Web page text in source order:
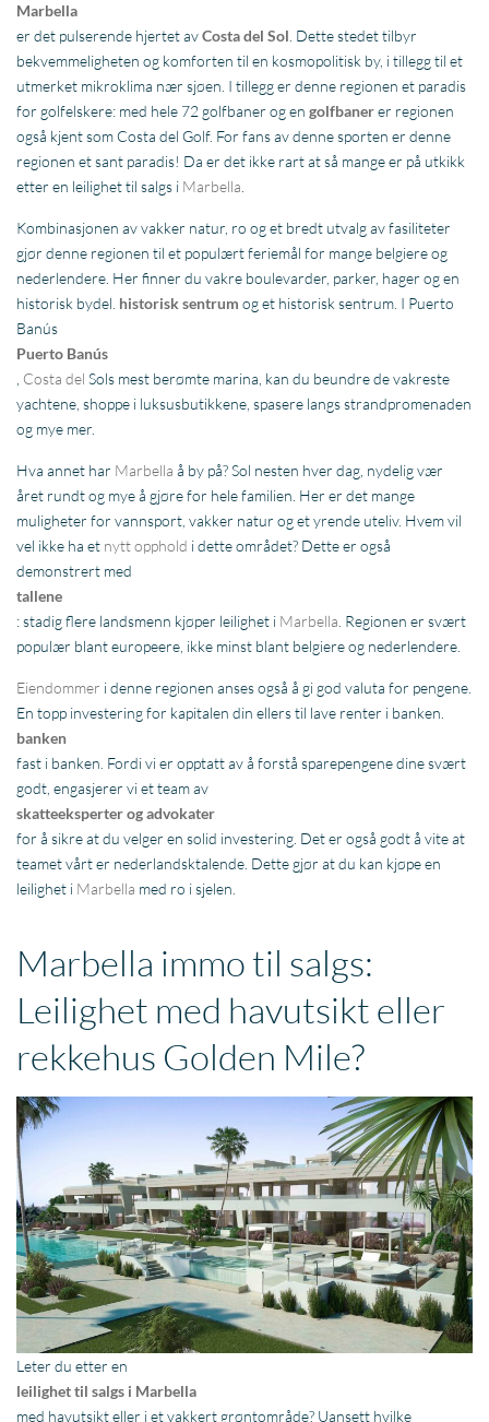
Marbella
er det pulserende hjertet avCosta del Sol . Dette stedet tilbyr
bekvemmeligheten og komforten til en kosmopolitisk by, i tillegg til et
utmerket mikroklima nær sjøen. I tillegg er denne regionen et paradis
for golfelskere: med hele 72 golfbaner og engolfbanerer regionen
også kjent som Costa del Golf. For fans av denne sporten er denne
regionen et sant paradis! Da er det ikke rart at så mange er på utkikk
etter en leilighet til salgs i Marbella
Kombinasjonen av vakker natur, ro og et bredt utvalg av fasiliteter
gjør denne regionen til et populært feriemål for mange belgiere og
nederlendere. Her finner du vakre boulevarder, parker, hager og en
historisk bydel. historisk sentrum og et historisk sentrum. I Puerto
Banús
Puerto Banús
Costa del Sols mest berømte marina, kan du beundre de vakreste
yachtene, shoppe i luksusbutikkene, spasere langs strandpromenaden
og mye mer.
Hva annet har Marbella å by på? Sol nesten hver dag, nydelig vær
året rundt og mye å gjøre for hele familien. Her er det mange
muligheter for vannsport, vakker natur og et yrende uteliv. Hvem vil
vel ikke ha et nytt opphold i dette området? Dette er også
demonstrert med
tallene
: stadig flere landsmenn kjøper leilighet i Marbella . Regionen er svært
populær blant europeere, ikke minst blant belgiere og nederlendere.
Eiendommer i denne regionen anses også å gi god valuta for pengene.
En topp investering for kapitalen din ellers til lave renter i banken.
banken
fast i banken. Fordi vi er opptatt av å forstå sparepengene dine svært
godt, engasjerer vi et team av
skatteeksperter og advokater
for å sikre at du velger en solid investering. Det er også godt å vite at
teamet vårt er nederlandsktalende. Dette gjør at du kan kjøpe en
leilighet i Marbella med ro i sjelen.
Marbella immo til salgs:
Leilighet med havutsikt eller
rekkehus Golden Mile?
Leter du etter en
leilighet til salgs i Marbella
med havutsikt eller i et vakkert grøntområde? Uansett hvilke